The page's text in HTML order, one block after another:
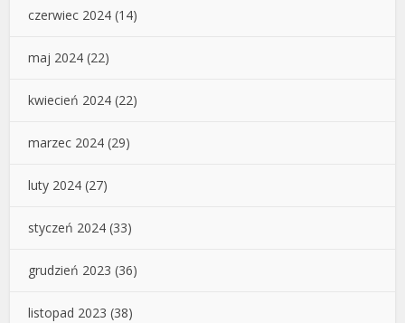
czerwiec 2024 (14)
maj 2024 (22)
kwiecień 2024 (22)
marzec 2024 (29)
luty 2024 (27)
styczeń 2024 (33)
grudzień 2023 (36)
listopad 2023 (38)